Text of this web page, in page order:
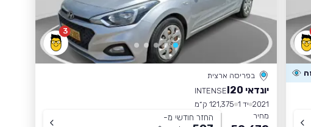
3
בפריסה ארצית
יונדאי I20
INTENSE
2021 יד 1
121,375 ק״מ
מחיר
החזר חודשי מ-